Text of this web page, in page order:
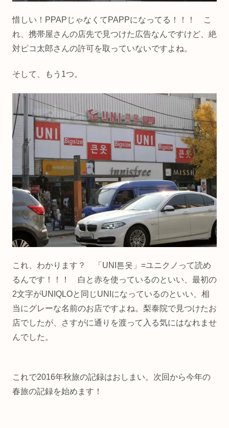
惜しい！PPAPじゃなくてPAPPになってる！！！ こ
れ、携帯屋さんの店先で見つけた広告なんですけど、絶
対ピコ太郎さんの許可を取っていないですよね。
そして、もう1つ。
これ、わかります？ 「UNI튼옷」=ユニクノって読め
るんです！！！ 白と赤を使っているのといい、最初の
2文字がUNIQLOと同じUNIになっているのといい、相
当にグレーな名前のお店ですよね。梨泰院で見つけたお
店でしたが、さすがに通りを渡って入る気にはなれませ
んでした。
これで2016年秋旅の記録はおしまい。次回から今年の
春旅の記録を始めます！